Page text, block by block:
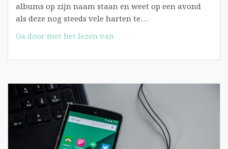
albums op zijn naam staan en weet op een avond
als deze nog steeds vele harten te…
Ga door met het lezen van
Morisson
Muziek.nl
(december